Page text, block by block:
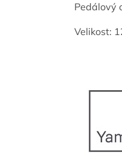
Pedálový
Velikost: